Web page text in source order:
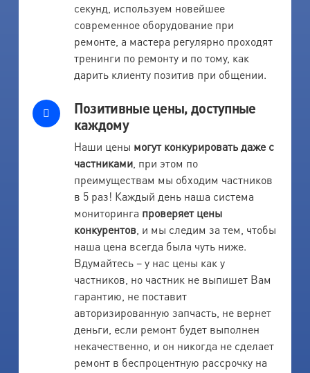
секунд, используем новейшее
современное оборудование при
ремонте, а мастера регулярно проходят
тренинги по ремонту и по тому, как
дарить клиенту позитив при общении.
Позитивные цены, доступные
каждому
Наши цены могут конкурировать даже с
частниками, при этом по
преимуществам мы обходим частников
в 5 раз! Каждый день наша система
мониторинга проверяет цены
конкурентов, и мы следим за тем, чтобы
наша цена всегда была чуть ниже.
Вдумайтесь – у нас цены как у
частников, но частник не выпишет Вам
гарантию, не поставит
авторизированную запчасть, не вернет
деньги, если ремонт будет выполнен
некачественно, и он никогда не сделает
ремонт в беспроцентную рассрочку на